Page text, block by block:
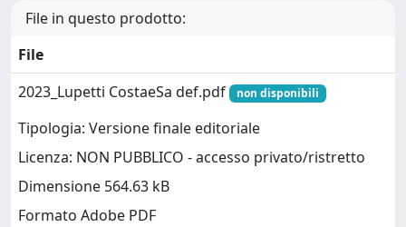
File in questo prodotto:
File
2023_Lupetti CostaeSa def.pdf
non disponibili
Tipologia: Versione finale editoriale
Licenza: NON PUBBLICO - accesso privato/ristretto
Dimensione 564.63 kB
Formato Adobe PDF